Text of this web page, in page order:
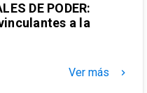
DE PODER:
a la
Ver más keyboard_arrow_right